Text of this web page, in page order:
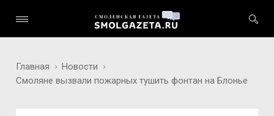
Главная
Новости
Смоляне вызвали пожарных тушить фонтан на Блонье